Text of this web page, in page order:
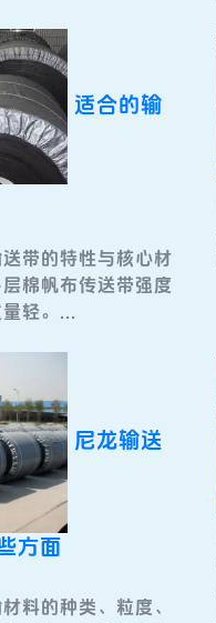
适合的输
带的特性与核心材
棉帆布传送带强度
轻。...
尼龙输送
方面
料的种类、粒度、